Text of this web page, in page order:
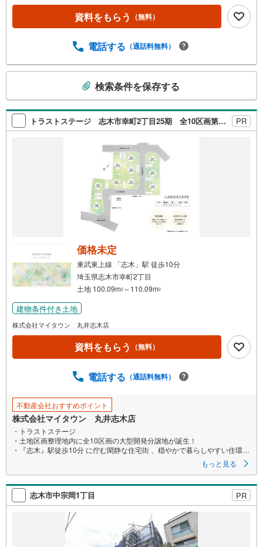
資料をもらう （無料）
電話する （通話料無料）
検
索
条
件
マ
イ
ペ
ジ
存
す
検索条件を保存する
トラストステージ 志木市幸町2丁目25期 全10区画第1期分譲 2次販売 宅地分譲3区画 PR
価格未定
東武東上線 「志木」駅 徒歩10分
埼玉県志木市幸町2丁目
土地 100.09m2 ～110.09m2
建物条件付き土地
株式会社マイタウン 丸井志木店
資料をもらう （無料）
電話する （通話料無料）
不動産会社おすすめポイント
株式会社マイタウン 丸井志木店
・トラストステージ
・土地区画整理地内に全10区画の大型開発分譲地が誕生！
・『志木』駅徒歩10分 に佇む閑静な住宅街 、穏やかで暮らしやすい住環境
・全区画100平米超のゆとりある敷地で理想の間取りが叶います！
・専任設計士と打合せを重ね、理想の住まいをカタチにできる「自由設
計」対応！
・見通しの良い開発道路に面した安心の街並み！
【マイタウンの自由設計】
～ご家族それぞれの夢が叶う素敵なフリープラン～
マイタウンの家づくりはお客様のライフスタイルやご希望をお伺いすると
もっと見る
志木市中宗岡1丁目 PR